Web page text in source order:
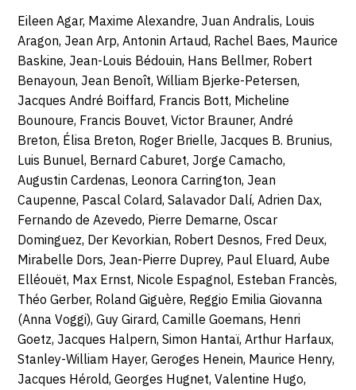
Eileen Agar, Maxime Alexandre, Juan Andralis, Louis
Aragon, Jean Arp, Antonin Artaud, Rachel Baes, Maurice
Baskine, Jean-Louis Bédouin, Hans Bellmer, Robert
Benayoun, Jean Benoît, William Bjerke-Petersen,
Jacques André Boiffard, Francis Bott, Micheline
Bounoure, Francis Bouvet, Victor Brauner, André
Breton, Élisa Breton, Roger Brielle, Jacques B. Brunius,
Luis Bunuel, Bernard Caburet, Jorge Camacho,
Augustin Cardenas, Leonora Carrington, Jean
Caupenne, Pascal Colard, Salavador Dalí, Adrien Dax,
Fernando de Azevedo, Pierre Demarne, Oscar
Dominguez, Der Kevorkian, Robert Desnos, Fred Deux,
Mirabelle Dors, Jean-Pierre Duprey, Paul Eluard, Aube
Elléouët, Max Ernst, Nicole Espagnol, Esteban Francès,
Théo Gerber, Roland Giguère, Reggio Emilia Giovanna
(Anna Voggi), Guy Girard, Camille Goemans, Henri
Goetz, Jacques Halpern, Simon Hantaï, Arthur Harfaux,
Stanley-William Hayer, Geroges Henein, Maurice Henry,
Jacques Hérold, Georges Hugnet, Valentine Hugo,